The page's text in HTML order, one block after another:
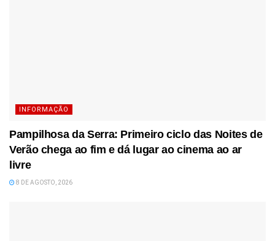
INFORMAÇÃO
Pampilhosa da Serra: Primeiro ciclo das Noites de
Verão chega ao fim e dá lugar ao cinema ao ar
livre
8 DE AGOSTO, 2026